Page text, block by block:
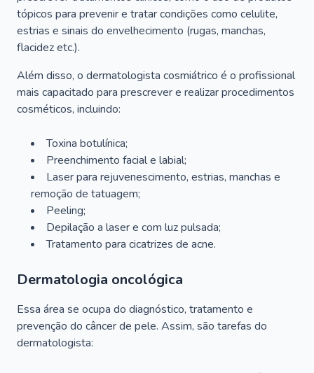
tópicos para prevenir e tratar condições como celulite,
estrias e sinais do envelhecimento (rugas, manchas,
flacidez etc.).
Além disso, o dermatologista cosmiátrico é o profissional
mais capacitado para prescrever e realizar procedimentos
cosméticos, incluindo:
Toxina botulínica;
Preenchimento facial e labial;
Laser para rejuvenescimento, estrias, manchas e
remoção de tatuagem;
Peeling;
Depilação a laser e com luz pulsada;
Tratamento para cicatrizes de acne.
Dermatologia oncológica
Essa área se ocupa do diagnóstico, tratamento e
prevenção do câncer de pele. Assim, são tarefas do
dermatologista: